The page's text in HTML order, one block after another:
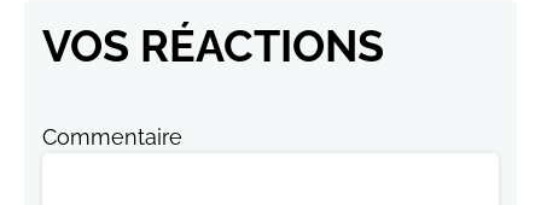
VOS RÉACTIONS
Commentaire